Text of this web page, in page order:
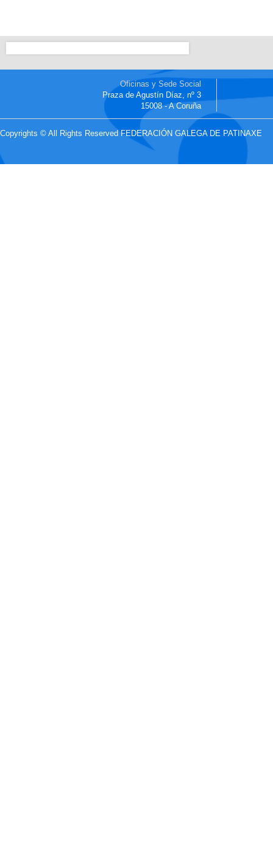
Oficinas y Sede Social
Praza de Agustín Díaz, nº 3
15008 - A Coruña
Copyrights © All Rights Reserved FEDERACIÓN GALEGA DE PATINAXE